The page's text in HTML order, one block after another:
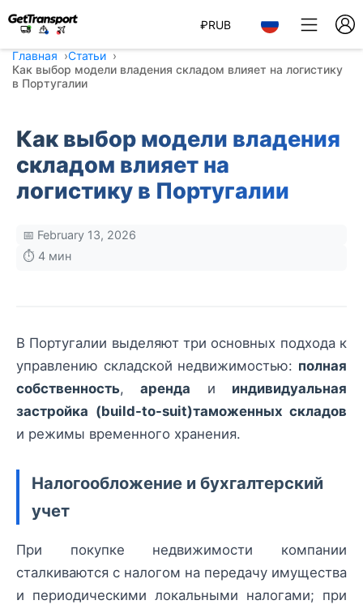
₽RUB
Главная
Статьи
Как выбор модели владения складом влияет на логистику
в Португалии
Как выбор модели владения
складом влияет на
логистику в Португалии
📅 February 13, 2026
⏱️ 4 мин
В Португалии выделяют три основных подхода к
управлению складской недвижимостью: полная
собственность,аренда и индивидуальная
застройка (build-to-suit)таможенных складов
и режимы временного хранения.
Налогообложение и бухгалтерский
учет
При покупке недвижимости компании
сталкиваются с налогом на передачу имущества
и периодическими локальными налогами; при